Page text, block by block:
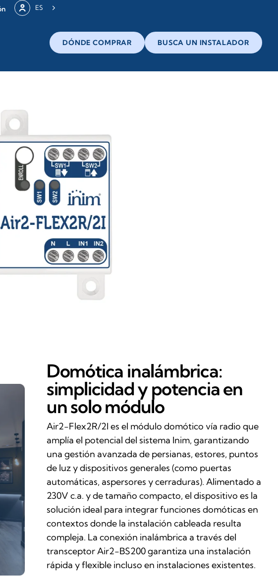
ES
DÓNDE COMPRAR BUSCA UN INSTALADOR
Domótica inalámbrica:
simplicidad y potencia en
un solo módulo
Air2-Flex2R/2I es el módulo domótico vía radio que
amplía el potencial del sistema Inim, garantizando
una gestión avanzada de persianas, estores, puntos
de luz y dispositivos generales (como puertas
automáticas, aspersores y cerraduras). Alimentado a
230V c.a. y de tamaño compacto, el dispositivo es la
solución ideal para integrar funciones domóticas en
contextos donde la instalación cableada resulta
compleja. La conexión inalámbrica a través del
transceptor Air2-BS200 garantiza una instalación
rápida y flexible incluso en instalaciones existentes.